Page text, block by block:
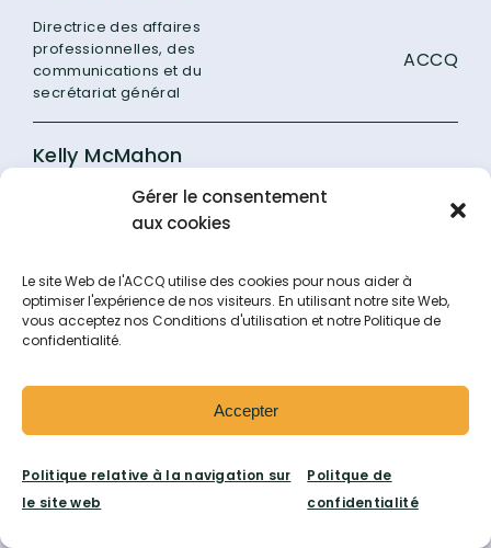
Gérer le consentement
aux cookies
Le site Web de l'ACCQ utilise des cookies pour nous aider à
optimiser l'expérience de nos visiteurs. En utilisant notre site Web,
vous acceptez nos Conditions d'utilisation et notre Politique de
confidentialité.
Accepter
Politique relative à la navigation sur
le site web
Politque de
confidentialité
Directrice des affaires
professionnelles, des
communications et du
secrétariat général
ACCQ
Kelly McMahon
Directrice adjointe des
études – Registraire
Cégep Heritage
Anja Vroomen
Coordonnatrice – Services
professionnels
Cégep Vanier
Comité des
présidences de
sections locales —